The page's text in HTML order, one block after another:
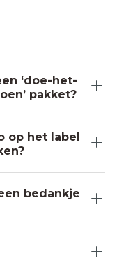
‘doe-het-
pakket?
op het label
bedankje